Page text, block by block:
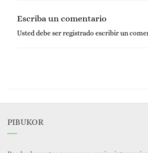
Escriba un comentario
Usted debe serregistrado escribir un
PIBUKOR